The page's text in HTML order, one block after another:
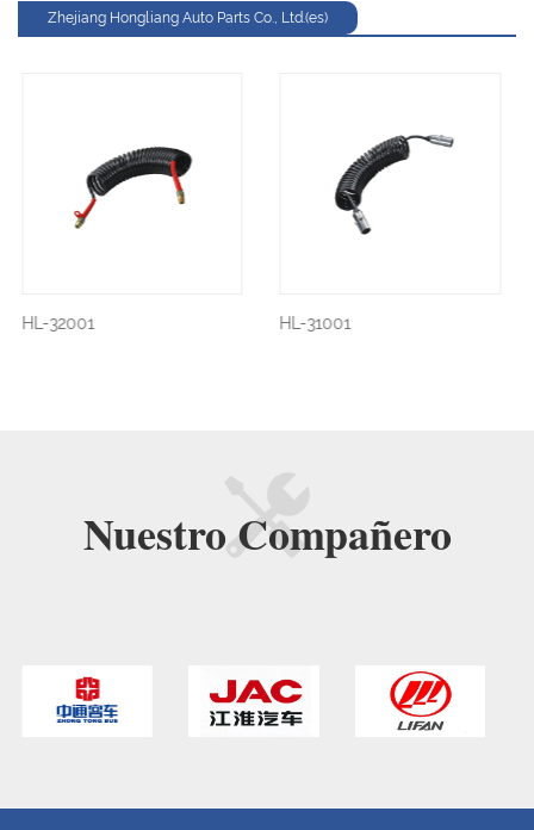
Zhejiang Hongliang Auto Parts Co., Ltd.(es)
Nuestro Compañero